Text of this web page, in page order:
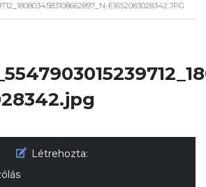
E1652083028342.JPG
Létrehozta: